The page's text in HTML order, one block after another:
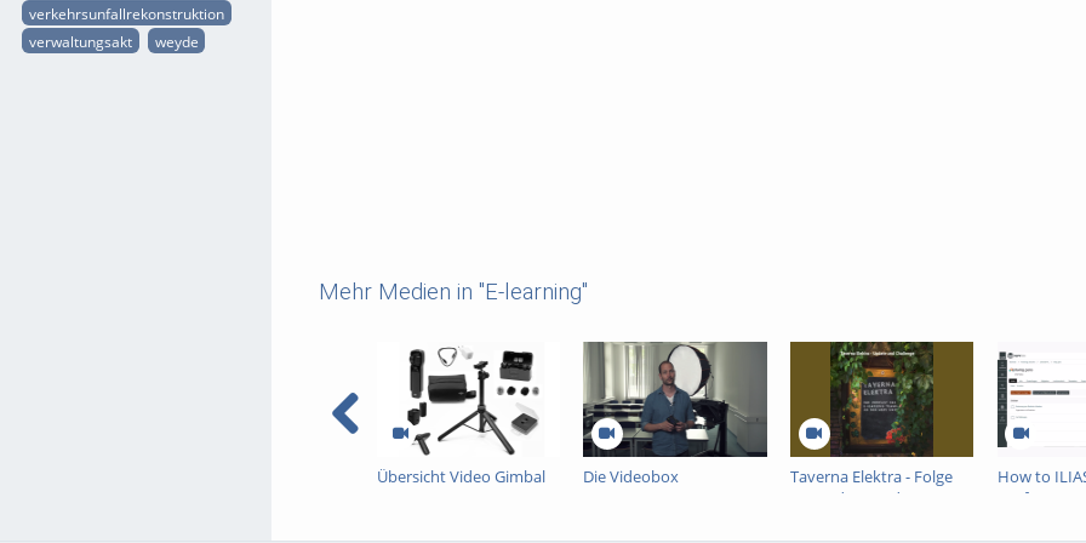
verkehrsunfallrekonstruktion
verwaltungsakt
weyde
Mehr Medien in "E-learning"
Übersicht Video Gimbal Die Videobox
Taverna Elektra - Folge
19: Update und
How to
Umfrage